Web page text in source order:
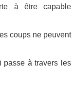
à être capable
coups ne peuvent
passe à travers les